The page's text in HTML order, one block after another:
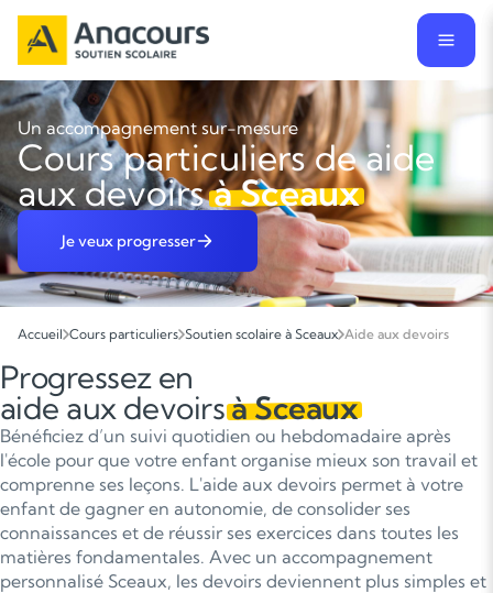
Un accompagnement sur-mesure
Cours particuliers de aide
aux devoirsà Sceaux
Je veux progresser
Accueil Cours particuliers Soutien scolaire à Sceaux Aide aux devoirs
Progressez en
aide aux devoirsà Sceaux
Bénéficiez d’un suivi quotidien ou hebdomadaire après
l'école pour que votre enfant organise mieux son travail et
comprenne ses leçons. L'aide aux devoirs permet à votre
enfant de gagner en autonomie, de consolider ses
connaissances et de réussir ses exercices dans toutes les
matières fondamentales. Avec un accompagnement
personnalisé Sceaux, les devoirs deviennent plus simples et